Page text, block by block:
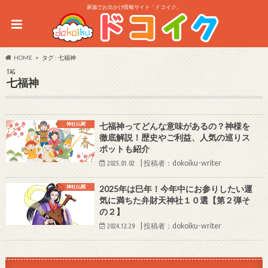
家族でお出かけ情報サイト「ドコイク」
HOME タグ : 七福神
TAG
七福神
神社仏閣
七福神ってどんな意味があるの？神様を
徹底解説！歴史やご利益、人気の巡りス
ポットも紹介
2025.01.02 |投稿者：dokoiku-writer
神社仏閣
2025年は巳年！今年中にお参りしたい運
気に満ちた弁財天神社１０選【第２弾そ
の２】
2024.12.29 |投稿者：dokoiku-writer